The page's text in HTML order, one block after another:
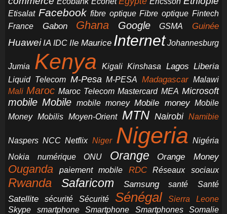
Etisalat Facebook fibre optique Fibre optique Fintech
France
Gabon Ghana Google GSMA Guinée
Huawei IA IDC Ile Maurice Internet Johannesburg
Jumia Kenya Kigali Kinshasa Lagos Liberia
Liquid Telecom M-Pesa M-PESA Madagascar Malawi
Mali Maroc Maroc Telecom Mastercard MEA Microsoft
mobile Mobile mobile money Mobile money Mobile
Money Mobilis Moyen-Orient MTN Nairobi Namibie
Naspers NCC Netflix Niger Nigeria Nigéria
Nokia
numérique ONU Orange Orange Money
Ouganda paiement mobile RDC Réseaux sociaux
Rwanda Safaricom Samsung santé Santé
Satellite sécurité Sécurité Sénégal
Sierra Leone
Skype
smartphone Smartphone Smartphones Somalie